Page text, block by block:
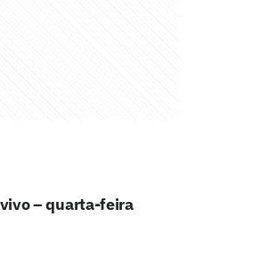
– quarta-feira